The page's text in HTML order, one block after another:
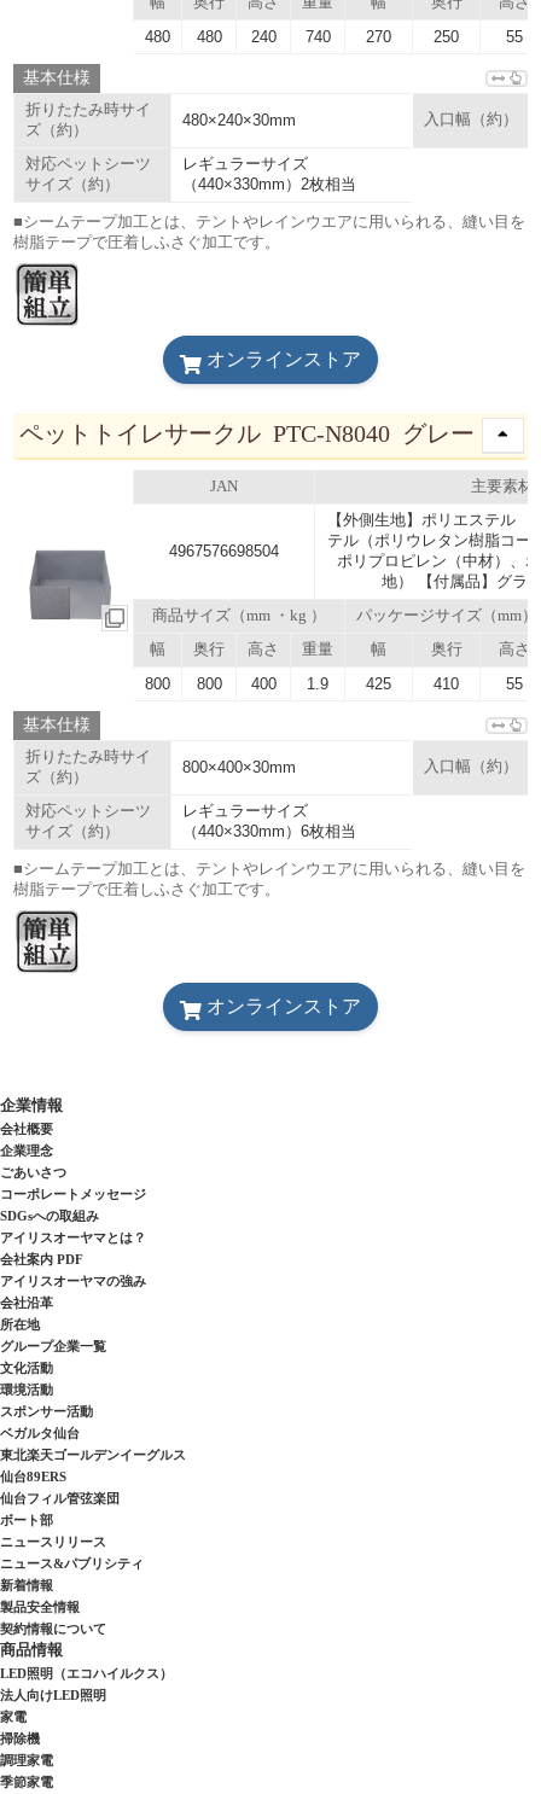
480 480 240 740 270 250 55
基本仕様
折りたたみ時サイ
ズ（約）
480×240×30mm 入口幅（約）
対応ペットシーツ
サイズ（約）
レギュラーサイズ
（440×330mm）2枚相当
■シームテープ加工とは、テントやレインウエアに用いられる、縫い目を
樹脂テープで圧着しふさぐ加工です。
オンラインストア
ペットトイレサークル PTC-N8040 グレー
JAN 主要素材
4967576698504
【外側生地】ポリエステル
テル（ポリウレタン樹脂コー
ポリプロピレン（中材）、
地） 【付属品】グラ
商品サイズ（mm ・kg ）
パッケージサイズ（mm）
幅
奥行 高さ 重量 幅 奥行 高さ
800 800 400 1.9 425 410 55
基本仕様
折りたたみ時サイ
ズ（約）
800×400×30mm 入口幅（約）
対応ペットシーツ
サイズ（約）
レギュラーサイズ
（440×330mm）6枚相当
■シームテープ加工とは、テントやレインウエアに用いられる、縫い目を
樹脂テープで圧着しふさぐ加工です。
オンラインストア
企業情報
会社概要
企業理念
ごあいさつ
コーポレートメッセージ
SDGsへの取組み
アイリスオーヤマとは？
会社案内 PDF
アイリスオーヤマの強み
会社沿革
所在地
グループ企業一覧
文化活動
環境活動
スポンサー活動
ベガルタ仙台
東北楽天ゴールデンイーグルス
仙台89ERS
仙台フィル管弦楽団
ボート部
ニュースリリース
ニュース&パブリシティ
新着情報
製品安全情報
契約情報について
商品情報
LED照明（エコハイルクス）
法人向けLED照明
家電
掃除機
調理家電
季節家電